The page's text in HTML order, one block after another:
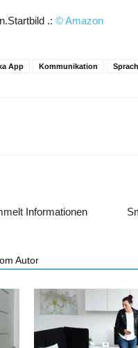
.: © Amazon
App Kommunikation
Informationen
Autor